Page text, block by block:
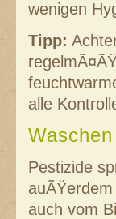
wenigen
Tipp:
alle
Pestizide
auch vom